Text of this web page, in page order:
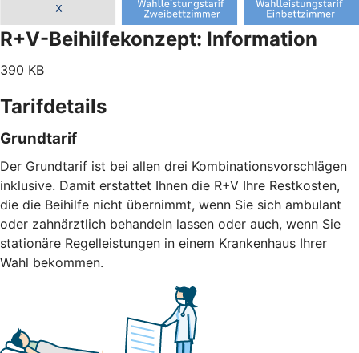
R+V-Beihilfekonzept: Information
390 KB
Tarifdetails
Grundtarif
Der Grundtarif ist bei allen drei Kombinationsvorschlägen
inklusive. Damit erstattet Ihnen die R+V Ihre Restkosten,
die die Beihilfe nicht übernimmt, wenn Sie sich ambulant
oder zahnärztlich behandeln lassen oder auch, wenn Sie
stationäre Regelleistungen in einem Krankenhaus Ihrer
Wahl bekommen.